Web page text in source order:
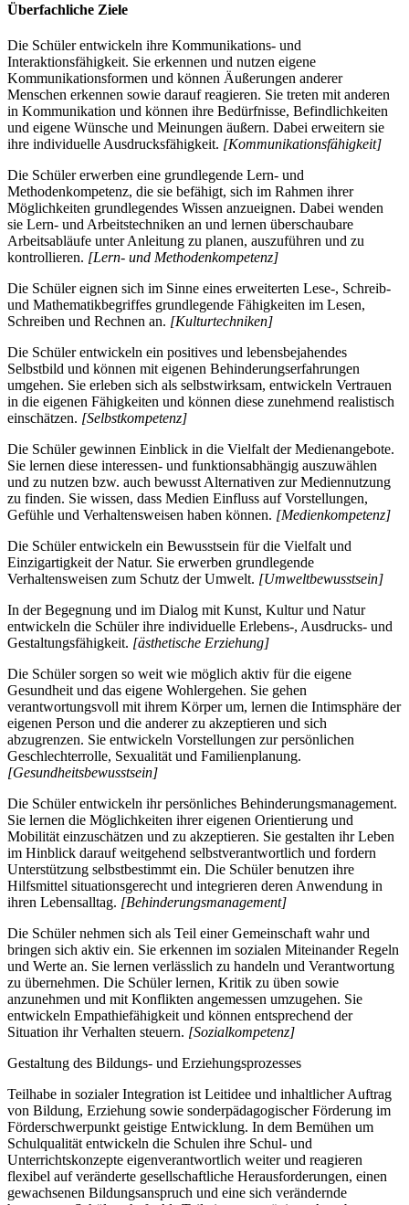
Überfachliche Ziele
Die Schüler entwickeln ihre Kommunikations- und
Interaktionsfähigkeit. Sie erkennen und nutzen eigene
Kommunikationsformen und können Äußerungen anderer
Menschen erkennen sowie darauf reagieren. Sie treten mit anderen
in Kommunikation und können ihre Bedürfnisse, Befindlichkeiten
und eigene Wünsche und Meinungen äußern. Dabei erweitern sie
ihre individuelle Ausdrucksfähigkeit. [Kommunikationsfähigkeit]
Die Schüler erwerben eine grundlegende Lern- und
Methodenkompetenz, die sie befähigt, sich im Rahmen ihrer
Möglichkeiten grundlegendes Wissen anzueignen. Dabei wenden
sie Lern- und Arbeitstechniken an und lernen überschaubare
Arbeitsabläufe unter Anleitung zu planen, auszuführen und zu
kontrollieren. [Lern- und Methodenkompetenz]
Die Schüler eignen sich im Sinne eines erweiterten Lese-, Schreib-
und Mathematikbegriffes grundlegende Fähigkeiten im Lesen,
Schreiben und Rechnen an. [Kulturtechniken]
Die Schüler entwickeln ein positives und lebensbejahendes
Selbstbild und können mit eigenen Behinderungserfahrungen
umgehen. Sie erleben sich als selbstwirksam, entwickeln Vertrauen
in die eigenen Fähigkeiten und können diese zunehmend realistisch
einschätzen. [Selbstkompetenz]
Die Schüler gewinnen Einblick in die Vielfalt der Medienangebote.
Sie lernen diese interessen- und funktionsabhängig auszuwählen
und zu nutzen bzw. auch bewusst Alternativen zur Mediennutzung
zu finden. Sie wissen, dass Medien Einfluss auf Vorstellungen,
Gefühle und Verhaltensweisen haben können. [Medienkompetenz]
Die Schüler entwickeln ein Bewusstsein für die Vielfalt und
Einzigartigkeit der Natur. Sie erwerben grundlegende
Verhaltensweisen zum Schutz der Umwelt. [Umweltbewusstsein]
In der Begegnung und im Dialog mit Kunst, Kultur und Natur
entwickeln die Schüler ihre individuelle Erlebens-, Ausdrucks- und
Gestaltungsfähigkeit. [ästhetische Erziehung]
Die Schüler sorgen so weit wie möglich aktiv für die eigene
Gesundheit und das eigene Wohlergehen. Sie gehen
verantwortungsvoll mit ihrem Körper um, lernen die Intimsphäre der
eigenen Person und die anderer zu akzeptieren und sich
abzugrenzen. Sie entwickeln Vorstellungen zur persönlichen
Geschlechterrolle, Sexualität und Familienplanung.
[Gesundheitsbewusstsein]
Die Schüler entwickeln ihr persönliches Behinderungsmanagement.
Sie lernen die Möglichkeiten ihrer eigenen Orientierung und
Mobilität einzuschätzen und zu akzeptieren. Sie gestalten ihr Leben
im Hinblick darauf weitgehend selbstverantwortlich und fordern
Unterstützung selbstbestimmt ein. Die Schüler benutzen ihre
Hilfsmittel situationsgerecht und integrieren deren Anwendung in
ihren Lebensalltag. [Behinderungsmanagement]
Die Schüler nehmen sich als Teil einer Gemeinschaft wahr und
bringen sich aktiv ein. Sie erkennen im sozialen Miteinander Regeln
und Werte an. Sie lernen verlässlich zu handeln und Verantwortung
zu übernehmen. Die Schüler lernen, Kritik zu üben sowie
anzunehmen und mit Konflikten angemessen umzugehen. Sie
entwickeln Empathiefähigkeit und können entsprechend der
Situation ihr Verhalten steuern. [Sozialkompetenz]
Gestaltung des Bildungs- und Erziehungsprozesses
Teilhabe in sozialer Integration ist Leitidee und inhaltlicher Auftrag
von Bildung, Erziehung sowie sonderpädagogischer Förderung im
Förderschwerpunkt geistige Entwicklung. In dem Bemühen um
Schulqualität entwickeln die Schulen ihre Schul- und
Unterrichtskonzepte eigenverantwortlich weiter und reagieren
flexibel auf veränderte gesellschaftliche Herausforderungen, einen
gewachsenen Bildungsanspruch und eine sich verändernde